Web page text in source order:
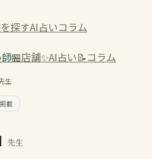
探すAI占いコラム
🏪店舗✨AI占い📝コラム
生
載
先生